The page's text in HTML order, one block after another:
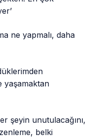
ne yapmalı, daha
yaşamaktan
şeyin unutulacağını,
belki